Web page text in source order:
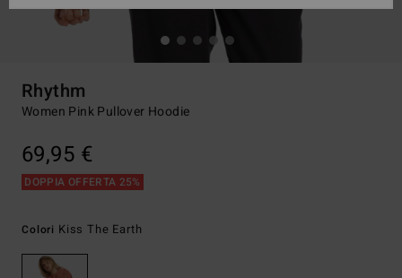
Rhythm
Women Pink Pullover Hoodie
69,95 €
DOPPIA OFFERTA 25%
Colori Kiss The Earth